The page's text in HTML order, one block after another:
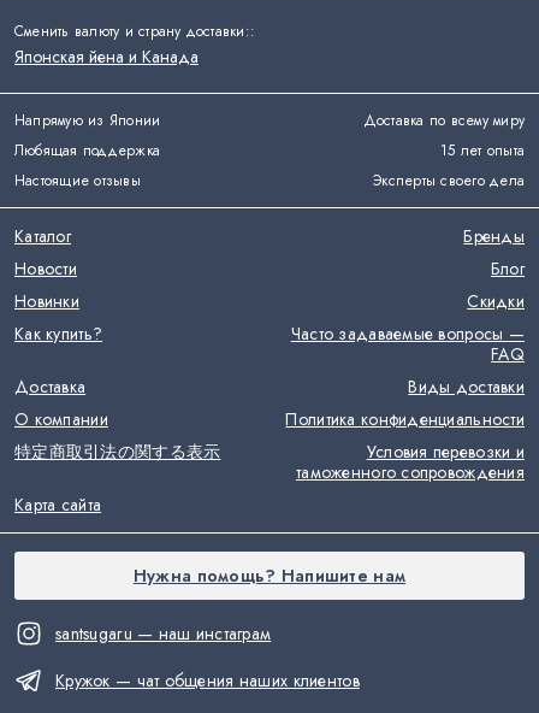
Напрямую из Японии
Доставка по всему миру
Любящая поддержка
15 лет опыта
Настоящие отзывы
Эксперты своего дела
santsugaru — наш инстаграм
Кружок — чат общения наших клиентов
Каталог
Бренды
Новости
Блог
Новинки
Скидки
Как купить?
Часто задаваемые вопросы —
FAQ
Доставка
Виды доставки
О компании
Политика конфиденциальности
特定商取引法の関する表示
Условия перевозки и
таможенного сопровождения
Карта сайта
Сменить валюту и страну доставки::
Японская йена и Канада
Нужна помощь? Напишите нам